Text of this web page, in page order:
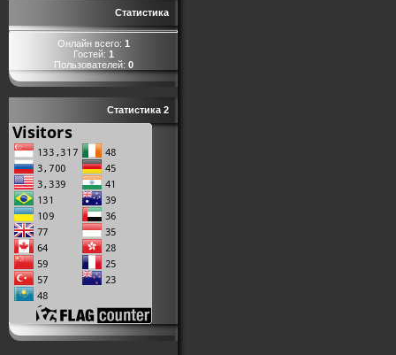
Статистика
Онлайн всего: 1
Гостей: 1
Пользователей: 0
Статистика 2